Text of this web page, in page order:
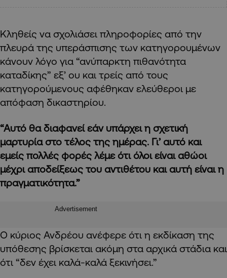
Κληθείς να σχολιάσει πληροφορίες από την
πλευρά της υπεράσπισης των κατηγορουμένων
κάνουν λόγο για “ανύπαρκτη πιθανότητα
καταδίκης” εξ’ ου και τρείς από τους
κατηγορούμενους αφέθηκαν ελεύθεροι με
απόφαση δικαστηρίου.
“Αυτό θα διαφανεί εάν υπάρχει η σχετική
μαρτυρία στο τέλος της ημέρας. Γι’ αυτό και
εμείς πολλές φορές λέμε ότι όλοι είναι αθώοι
μέχρι αποδείξεως του αντιθέτου και αυτή είναι η
πραγματικότητα.”
Advertisement
Ο κύριος Ανδρέου ανέφερε ότι η εκδίκαση της
υπόθεσης βρίσκεται ακόμη στα αρχικά στάδια και
ότι “δεν έχει καλά-καλά ξεκινήσει.”